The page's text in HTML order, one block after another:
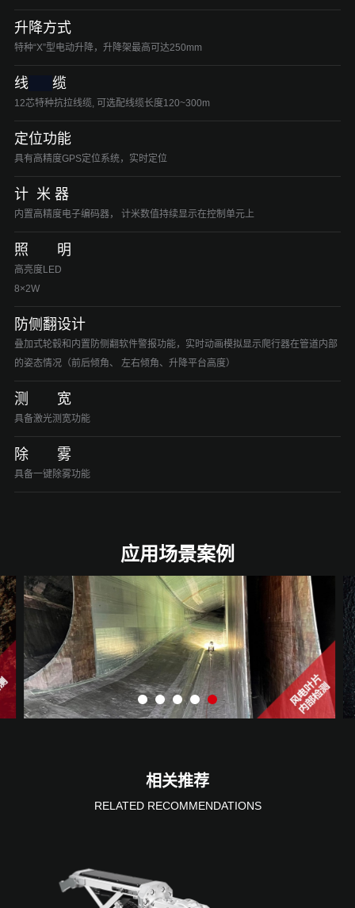
升降方式
特种“X”型电动升降，升降架最高可达250mm
线 缆
12芯特种抗拉线缆, 可选配线缆长度120~300m
定位功能
具有高精度GPS定位系统，实时定位
计 米 器
内置高精度电子编码器， 计米数值持续显示在控制单元上
照 明
高亮度LED
8×2W
防侧翻设计
叠加式轮毂和内置防侧翻软件警报功能，实时动画模拟显示爬行器在管道内部
的姿态情况（前后倾角、 左右倾角、升降平台高度）
测 宽
具备激光测宽功能
除 雾
具备一键除雾功能
应用场景案例
相关推荐
RELATED RECOMMENDATIONS